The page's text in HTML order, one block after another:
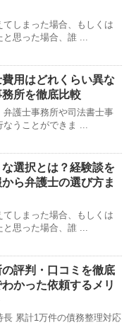
てしまった場合、もしくは
と思った場合、誰 ...
用はどれくらい異な
所を徹底比較
護士事務所や司法書士事
なうことができま ...
選択とは？経験談を
ら弁護士の選び方ま
てしまった場合、もしくは
と思った場合、誰 ...
評判・口コミを徹底
かった依頼するメリ
累計1万件の債務整理対応